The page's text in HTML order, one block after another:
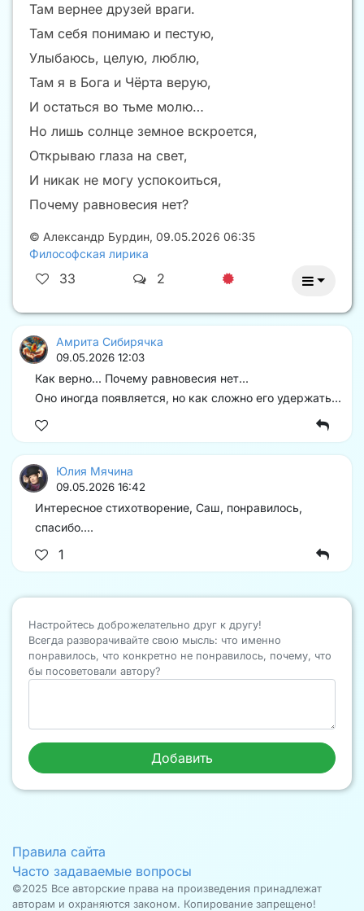
Там вернее друзей враги.
Там себя понимаю и пестую,
Улыбаюсь, целую, люблю,
Там я в Бога и Чёрта верую,
И остаться во тьме молю…
Но лишь солнце земное вскроется,
Открываю глаза на свет,
И никак не могу успокоиться,
Почему равновесия нет?
© Александр Бурдин, 09.05.2026 06:35
Философская лирика
33 2
Амрита Сибирячка
09.05.2026 12:03
Как верно... Почему равновесия нет...
Оно иногда появляется, но как сложно его удержать...
Юлия Мячина
09.05.2026 16:42
Интересное стихотворение, Саш, понравилось,
спасибо....
1
Настройтесь доброжелательно друг к другу!
Всегда разворачивайте свою мысль: что именно
понравилось, что конкретно не понравилось, почему, что
бы посоветовали автору?
Правила сайта
Часто задаваемые вопросы
©2025 Все авторские права на произведения принадлежат
авторам и охраняются законом. Копирование запрещено!